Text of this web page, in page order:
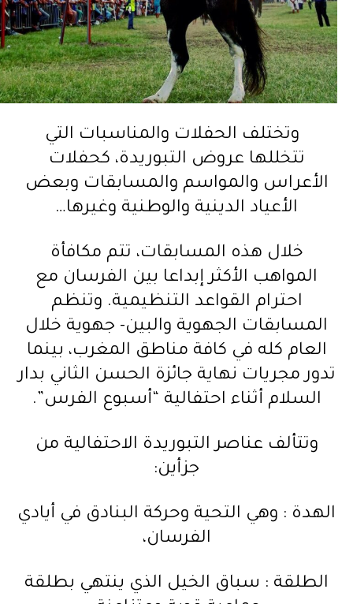
وتختلف الحفلات والمناسبات التي
تتخللها عروض التبوريدة، كحفلات
الأعراس والمواسم والمسابقات وبعض
الأعياد الدينية والوطنية وغيرها…
خلال هذه المسابقات، تتم مكافأة
المواهب الأكثر إبداعا بين الفرسان مع
احترام القواعد التنظيمية. وتنظم
المسابقات الجهوية والبين- جهوية خلال
العام كله في كافة مناطق المغرب، بينما
تدور مجريات نهاية جائزة الحسن الثاني بدار
السلام أثناء احتفالية “أسبوع الفرس”.
وتتألف عناصر التبوريدة الاحتفالية من
جزأين:
الهدة : وهي التحية وحركة البنادق في أيادي
الفرسان،
الطلقة : سباق الخيل الذي ينتهي بطلقة